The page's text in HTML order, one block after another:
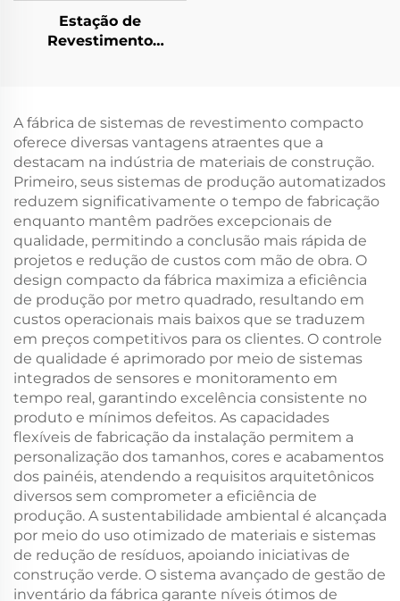
Estação de
Revestimento
A fábrica de sistemas de revestimento compacto
oferece diversas vantagens atraentes que a
destacam na indústria de materiais de construção.
Primeiro, seus sistemas de produção automatizados
reduzem significativamente o tempo de fabricação
enquanto mantêm padrões excepcionais de
qualidade, permitindo a conclusão mais rápida de
projetos e redução de custos com mão de obra. O
design compacto da fábrica maximiza a eficiência
de produção por metro quadrado, resultando em
custos operacionais mais baixos que se traduzem
em preços competitivos para os clientes. O controle
de qualidade é aprimorado por meio de sistemas
integrados de sensores e monitoramento em
tempo real, garantindo excelência consistente no
produto e mínimos defeitos. As capacidades
flexíveis de fabricação da instalação permitem a
personalização dos tamanhos, cores e acabamentos
dos painéis, atendendo a requisitos arquitetônicos
diversos sem comprometer a eficiência de
produção. A sustentabilidade ambiental é alcançada
por meio do uso otimizado de materiais e sistemas
de redução de resíduos, apoiando iniciativas de
construção verde. O sistema avançado de gestão de
inventário da fábrica garante níveis ótimos de